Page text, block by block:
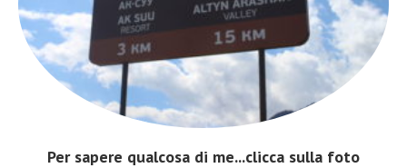
Per sapere qualcosa di me...clicca sulla foto